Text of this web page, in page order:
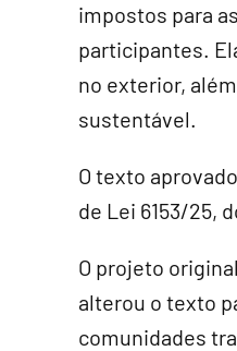
impostos para
participantes.
no exterior,
sustentável.
O texto
de Lei 6153/25,
O projeto
alterou o texto
comunidades